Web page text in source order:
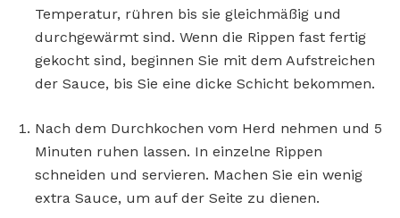
Temperatur, rühren bis sie gleichmäßig und
durchgewärmt sind. Wenn die Rippen fast fertig
gekocht sind, beginnen Sie mit dem Aufstreichen
der Sauce, bis Sie eine dicke Schicht bekommen.
Nach dem Durchkochen vom Herd nehmen und 5
Minuten ruhen lassen. In einzelne Rippen
schneiden und servieren. Machen Sie ein wenig
extra Sauce, um auf der Seite zu dienen.